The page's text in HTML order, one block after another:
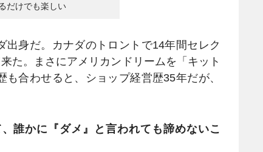
だけでも楽しい
身だ。カナダのトロントで14年間セレク
た。まさにアメリカンドリームを「キット
合わせると、ショップ経営歴35年だが、
誰かに『ダメ』と言われても諦めないこ